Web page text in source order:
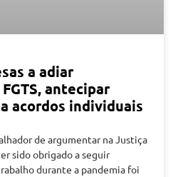
a adiar
antecipar
acordos individuais
de argumentar na Justiça
sido obrigado a seguir
durante a pandemia foi